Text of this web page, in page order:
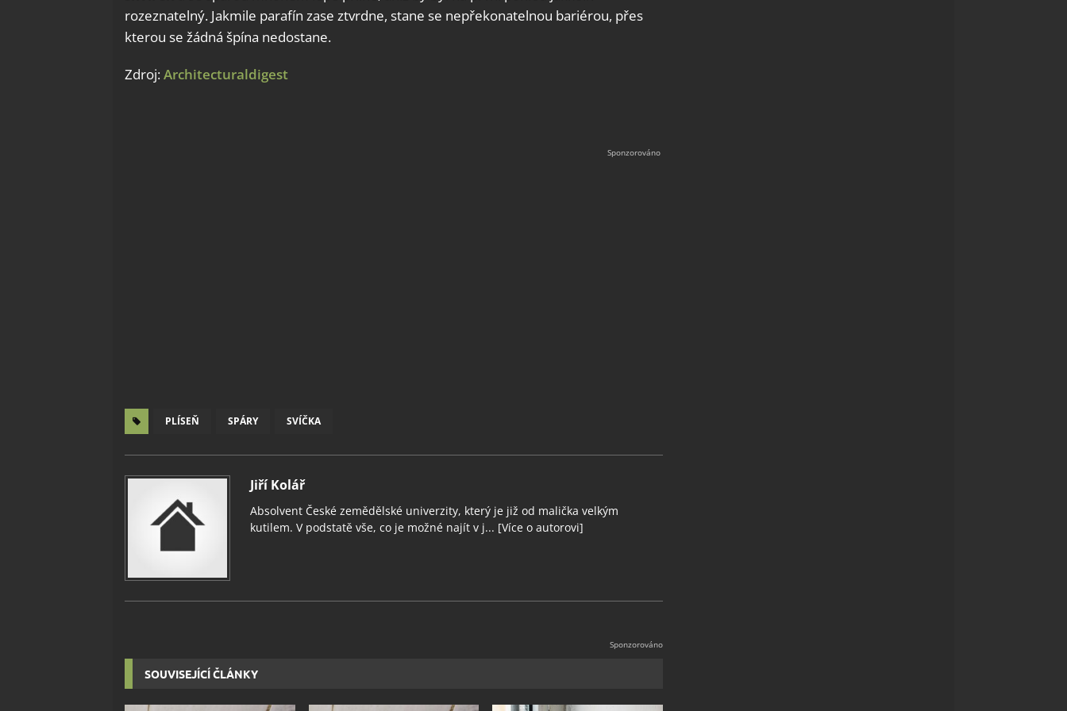
rozeznatelný. Jakmile parafín zase ztvrdne, stane se nepřekonatelnou bariérou, přes
kterou se žádná špína nedostane.
Zdroj:Architecturaldigest
PLÍSEŇ SPÁRY SVÍČKA
Jiří Kolář
Absolvent České zemědělské univerzity, který je již od malička velkým
kutilem. V podstatě vše, co je možné najít v j... [Více o autorovi]
SOUVISEJÍCÍ ČLÁNKY